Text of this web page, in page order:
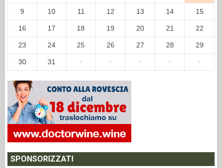
9 10 11 12 13 14 15
16 17 18 19 20 21 22
23 24 25 26 27 28 29
30 31 · · · · ·
SPONSORIZZATI